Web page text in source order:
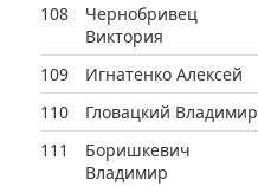
108
Чернобривец
Виктория
109 Игнатенко Алексей
110
Гловацкий Владимир
111
Боришкевич
Владимир